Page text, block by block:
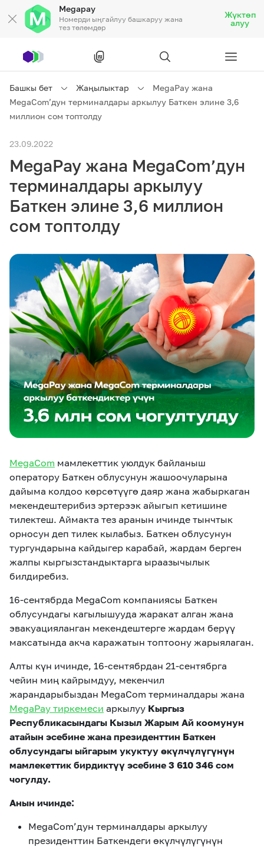
Megapay
Номерди ыңгайлуу башкаруу жана
тез төлөмдөр
Жүктөп
алуу
Жеке кардарларга
Ишкердик үчүн
Байланыш
Тарифтер Акциялар Роуминг
eSIM M2M
Кызматтар
Кызматтар Көңүл ачуучу Соц. тармактар
Чалуулар жана
SMS
Номерди тандоо SIM жеткирүү
Компания
Биз жөнүндө Жаңылыктар MEGAда иште
Өнөктөштөргө
Офис картасы
жана каптоо
Кызмат көрсөтүүлөр
MegaTV MegaPay MegaKassa
Башкы бет Жаңылыктар
MegaPay жана
MegaCom’дун терминалдары аркылуу Баткен элине 3,6
миллион сом топтолду
23.09.2022
MegaPay жана MegaCom’дун
терминалдары аркылуу
Баткен элине 3,6 миллион
сом топтолду
MegaCom мамлекеттик уюлдук байланыш
оператору Баткен облусунун жашоочуларына
дайыма колдоо көрсөтүүгө даяр жана жабыркаган
мекендештерибиз эртерээк айыгып кетишине
тилектеш. Аймакта тез аранын ичинде тынчтык
орносун деп тилек кылабыз. Баткен облусунун
тургундарына кайдыгер карабай, жардам берген
жалпы кыргызстандыктарга ыраазычылык
билдиребиз.
16-сентябрда MegaCom компаниясы Баткен
облусундагы кагылышууда жаракат алган жана
эвакуацияланган мекендештерге жардам берүү
максатында акча каражатын топтоону жарыялаган.
Алты күн ичинде, 16-сентябрдан 21-сентябрга
чейин миң кайрымдуу, мекенчил
жарандарыбыздан MegaCom терминалдары жана
MegaPay тиркемеси аркылуу Кыргыз
Республикасындагы Кызыл Жарым Ай коомунун
атайын эсебине жана президенттин Баткен
облусундагы ыйгарым укуктуу өкүлчүлүгүнүн
мамлекеттик бирдиктүү эсебине 3 610 346 сом
чогулду.
Анын ичинде:
MegaCom’дун терминалдары аркылуу
президенттин Баткендеги өкүлчүлүгүнүн